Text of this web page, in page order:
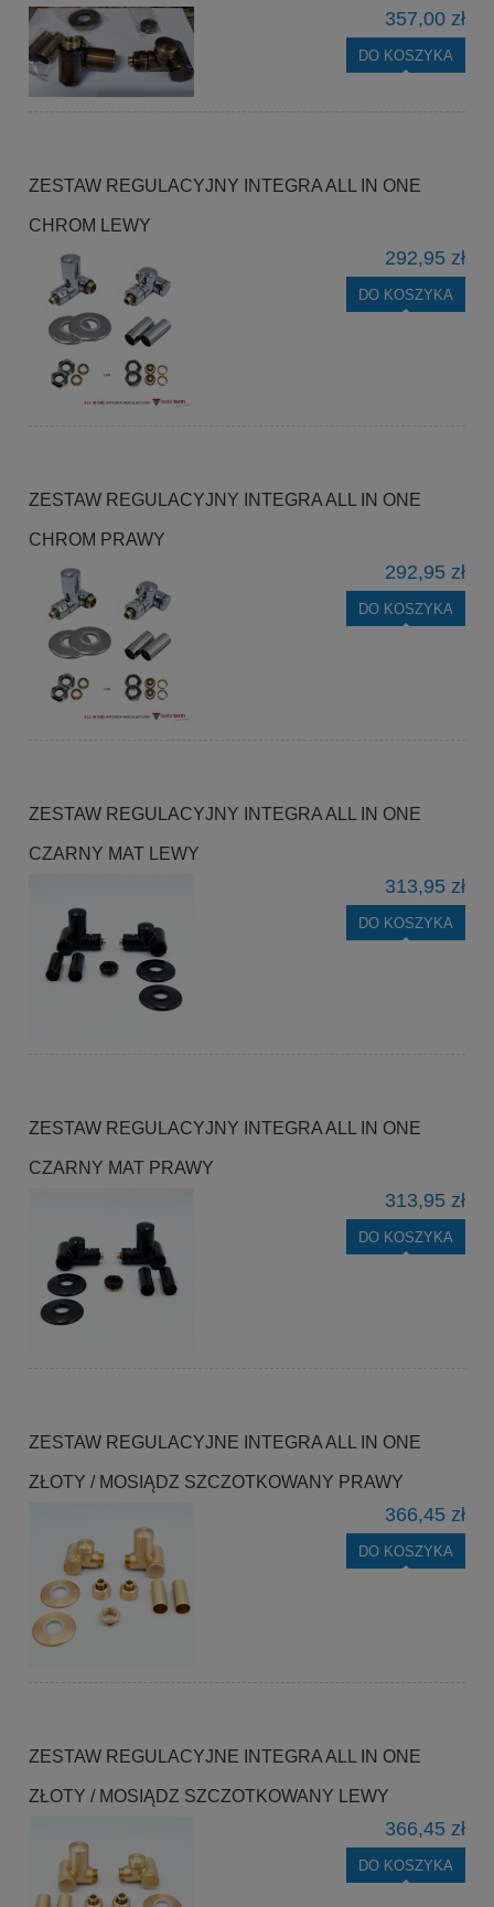
357,00 zł
DO KOSZYKA
ZESTAW REGULACYJNY INTEGRA ALL IN ONE
CHROM LEWY
292,95 zł
DO KOSZYKA
ZESTAW REGULACYJNY INTEGRA ALL IN ONE
CHROM PRAWY
292,95 zł
DO KOSZYKA
ZESTAW REGULACYJNY INTEGRA ALL IN ONE
CZARNY MAT LEWY
313,95 zł
DO KOSZYKA
ZESTAW REGULACYJNY INTEGRA ALL IN ONE
CZARNY MAT PRAWY
313,95 zł
DO KOSZYKA
ZESTAW REGULACYJNE INTEGRA ALL IN ONE
ZŁOTY / MOSIĄDZ SZCZOTKOWANY PRAWY
366,45 zł
DO KOSZYKA
ZESTAW REGULACYJNE INTEGRA ALL IN ONE
ZŁOTY / MOSIĄDZ SZCZOTKOWANY LEWY
366,45 zł
DO KOSZYKA